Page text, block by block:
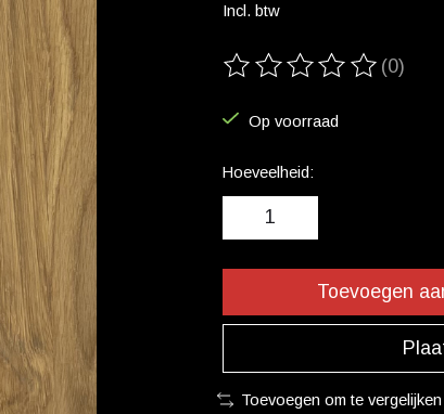
Incl. btw
De beoordeling van dit
(0)
Op voorraad
Hoeveelheid:
Toevoegen
Toevoegen om te vergelijken